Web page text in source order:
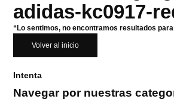
adidas-kc0917-
“Lo sentimos, no encontramos resultados
Volver al inicio
Intenta
Navegar por nuestras